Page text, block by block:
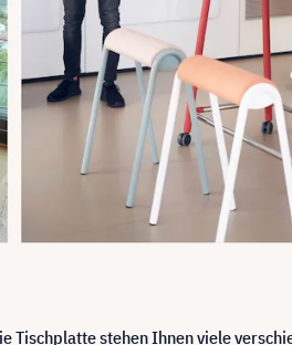
stehen Ihnen viele